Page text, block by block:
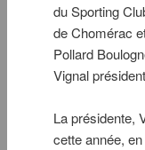
du Sporting
de Chomérac
Pollard
Vignal
La présidente,
cette année,